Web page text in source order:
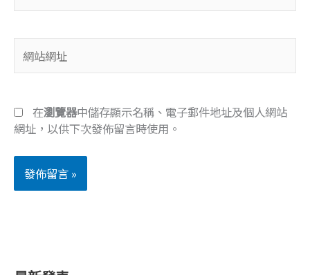
件
地
址站
網
在瀏覽器中儲存顯示名稱、電子郵件地址及個人網站
網址，以供下次發佈留言時使用。